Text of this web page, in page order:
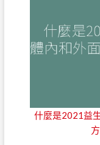
什麼是2021益